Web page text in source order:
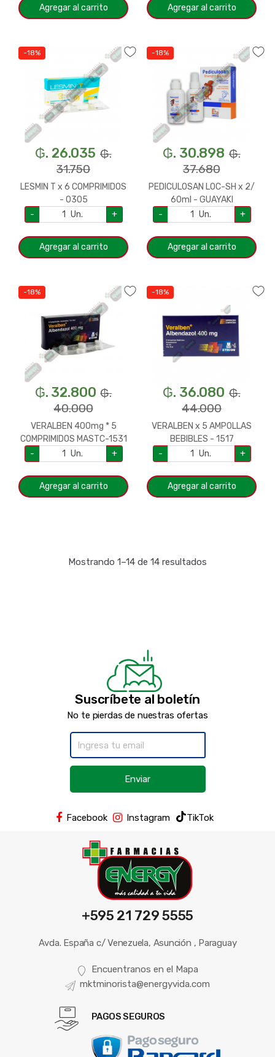
Agregar al carrito Agregar al carrito
-18%
₲. 26.035 ₲.
31.750
LESMIN T x 6 COMPRIMIDOS
- 0305
-
Un. +
Agregar al carrito
-18%
₲. 30.898 ₲.
37.680
PEDICULOSAN LOC-SH x 2/
60ml - GUAYAKI
-
Un. +
Agregar al carrito
-18%
₲. 32.800 ₲.
40.000
VERALBEN 400mg * 5
COMPRIMIDOS MASTC-1531
-
Un. +
Agregar al carrito
-18%
₲. 36.080 ₲.
44.000
VERALBEN x 5 AMPOLLAS
BEBIBLES - 1517
-
Un. +
Agregar al carrito
Mostrando 1–14 de 14 resultados
Suscríbete al boletín
No te pierdas de nuestras ofertas
Enviar
Facebook Instagram TikTok
+595 21 729 5555
Avda. España c/ Venezuela, Asunción , Paraguay
Encuentranos en el Mapa
mktminorista@energyvida.com
PAGOS SEGUROS